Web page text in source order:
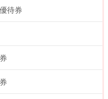
待券